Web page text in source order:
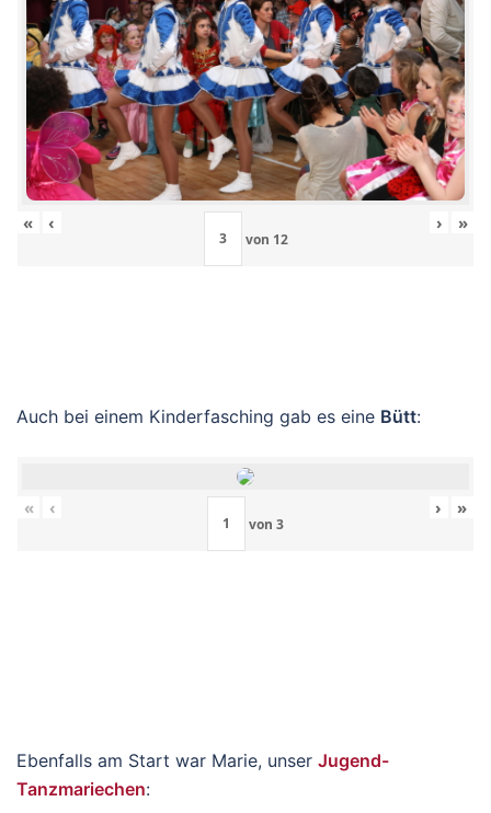
« ‹
von 12
› »
Auch bei einem Kinderfasching gab es eine Bütt:
« ‹
von 3
› »
Ebenfalls am Start war Marie, unser Jugend-
Tanzmariechen: